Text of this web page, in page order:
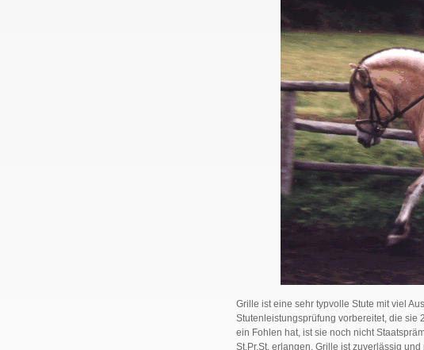
Grille ist eine sehr typvolle Stute mit viel
Stutenleistungsprüfung vorbereitet, die sie
ein Fohlen hat, ist sie noch nicht
St.Pr.St. erlangen. Grille ist zuverlässig